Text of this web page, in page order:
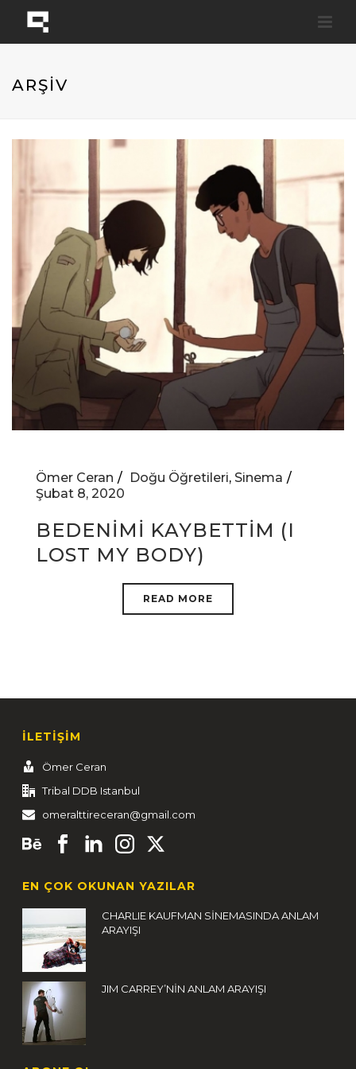
ARŞİV
Ömer Ceran Doğu Öğretileri, Sinema
Şubat 8, 2020
BEDENIMI KAYBETTIM (I
LOST MY BODY)
READ MORE
İLETİŞİM
Ömer Ceran
Tribal DDB Istanbul
omeralttireceran@gmail.com
EN ÇOK OKUNAN YAZILAR
CHARLIE KAUFMAN SİNEMASINDA ANLAM
ARAYIŞI
JIM CARREY’NİN ANLAM ARAYIŞI